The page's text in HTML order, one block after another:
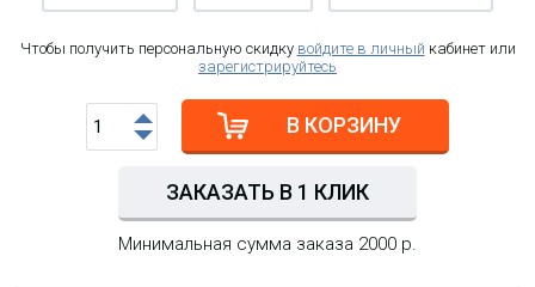
Чтобы получить персональную скидку войдите в личный кабинет или
зарегистрируйтесь
В КОРЗИНУ
ЗАКАЗАТЬ В 1 КЛИК
Минимальная сумма заказа 2000 р.